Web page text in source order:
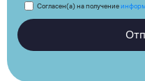
Согласен(а) на получение